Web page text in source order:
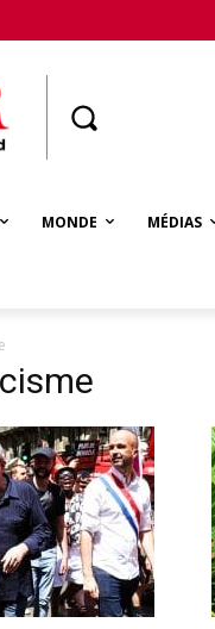
MONDE MÉDIAS